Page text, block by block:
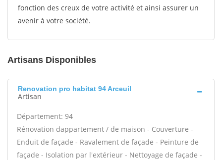
fonction des creux de votre activité et ainsi assurer un
avenir à votre société.
Artisans Disponibles
Renovation pro habitat 94 Arceuil
Artisan
Département: 94
Rénovation dappartement / de maison - Couverture -
Enduit de façade - Ravalement de façade - Peinture de
façade - Isolation par l'extérieur - Nettoyage de façade -